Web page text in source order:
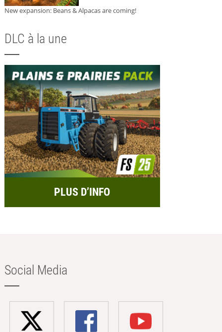
New expansion: Beans & Alpacas are coming!
DLC à la une
PLUS D’INFO
Social Media